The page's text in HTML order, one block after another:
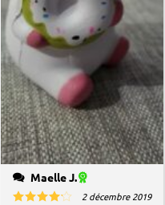
Maelle J.
2 décembre 2019